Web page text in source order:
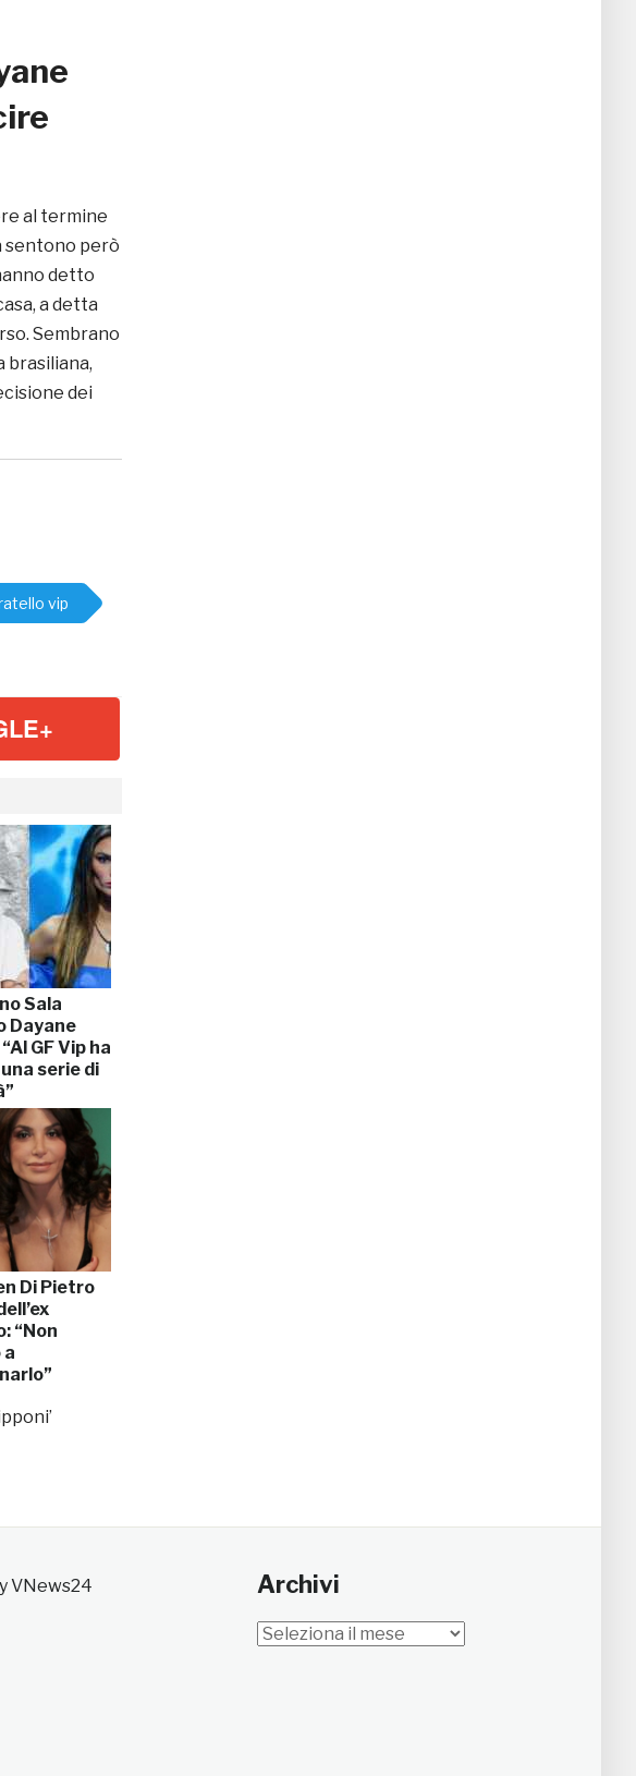
al termine
sentono però
detto
a detta
Sembrano
brasiliana,
dei
vip
Sala
Dayane
GF Vip ha
serie di
Di Pietro
“Non
a
VNews24 Archivi
Archivi